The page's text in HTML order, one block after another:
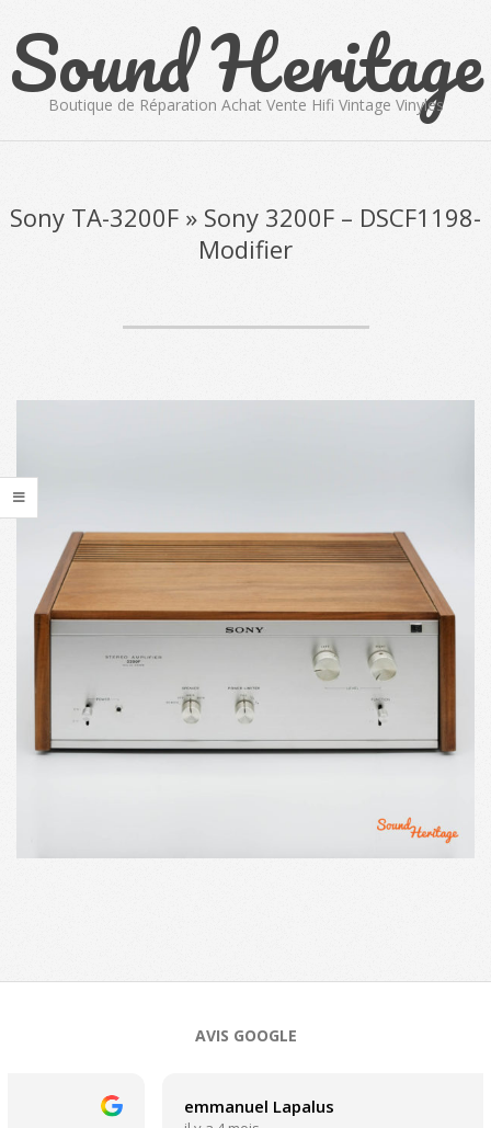
content
Sound Heritage
Boutique de Réparation Achat Vente Hifi Vintage Vinyles
Menu
Sony TA-3200F » Sony 3200F – DSCF1198-
Modifier
05-
AVIS GOOGLE
emmanuel Lapalus